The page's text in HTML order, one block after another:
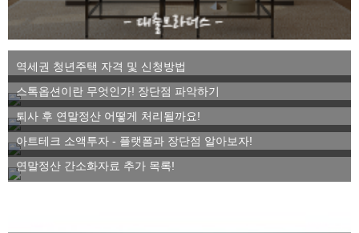
역세권 청년주택 자격 및 신청방법
스톡옵션이란 무엇인가! 장단점 파악하기
퇴사 후 연말정산 어떻게 처리될까요!
아트테크 소액투자 - 플랫폼과 장단점 알아보자!
연말정산 간소화자료 추가 목록!